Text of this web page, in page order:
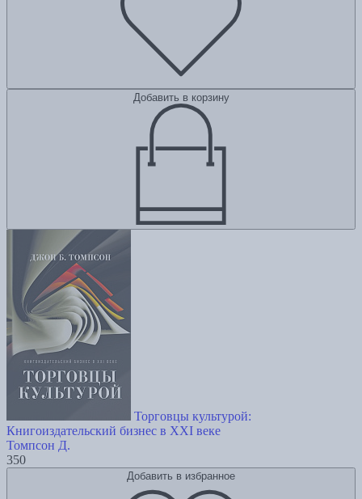
Добавить в корзину
Торговцы культурой:
Книгоиздательский бизнес в XXI веке
Томпсон Д.
350
Добавить в избранное